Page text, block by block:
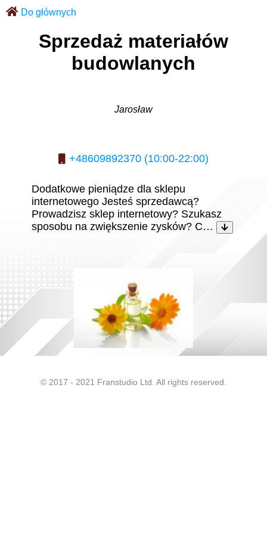
Do głównych
Sprzedaż materiałów
budowlanych
Jarosław
+48609892370 (10:00-22:00)
Dodatkowe pieniądze dla sklepu
internetowego Jesteś sprzedawcą?
Prowadzisz sklep internetowy? Szukasz
sposobu na zwiększenie zysków? C…
© 2017 - 2021 Franstudio Ltd. All rights reserved.